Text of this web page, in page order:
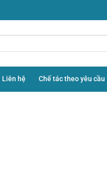
Liên hệ Chế tác theo yêu cầu